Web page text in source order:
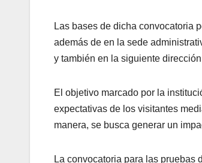
Las bases de dicha convocatoria
además de en la sede
y también en la siguiente
El objetivo marcado por la
expectativas de los visitantes
manera, se busca generar un
La convocatoria para las pruebas